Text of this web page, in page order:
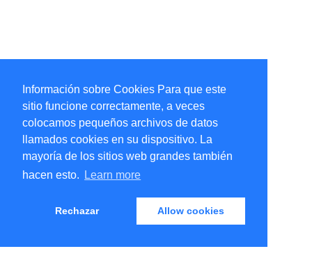
Información sobre Cookies Para que este
sitio funcione correctamente, a veces
colocamos pequeños archivos de datos
llamados cookies en su dispositivo. La
mayoría de los sitios web grandes también
hacen esto.
Learn more
Rechazar Allow cookies